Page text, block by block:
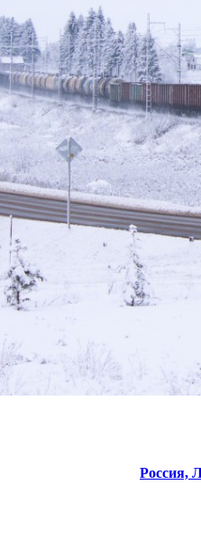
Россия,